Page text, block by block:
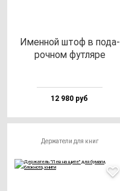
Имен­ной штоф в по­да­
роч­ном фут­ля­ре
12 980 руб
Держатели для книг